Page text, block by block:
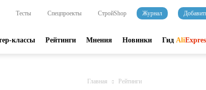
Тесты Спецпроекты СтройShop Журнал
классы Рейтинги Мнения Новинки Гид Ali
Главная Рейтинги